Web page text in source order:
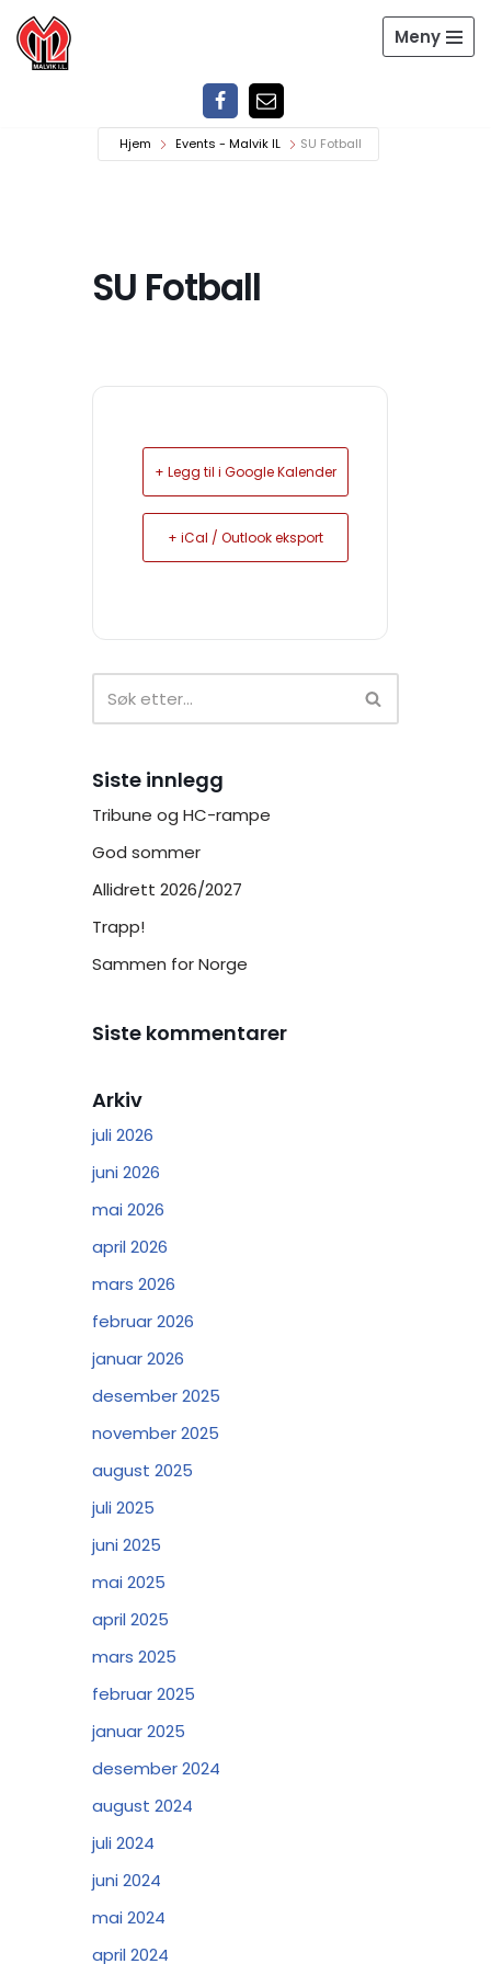
Hopp
Meny
Hjem Events - Malvik IL SU Fotball
SU Fotball
+ Legg til i Google Kalender
+ iCal / Outlook eksport
Siste innlegg
Tribune og HC-rampe
God sommer
Allidrett 2026/2027
Trapp!
Sammen for Norge
Siste kommentarer
Arkiv
juli 2026
juni 2026
mai 2026
april 2026
mars 2026
februar 2026
januar 2026
desember 2025
november 2025
august 2025
juli 2025
juni 2025
mai 2025
april 2025
mars 2025
februar 2025
januar 2025
desember 2024
august 2024
juli 2024
juni 2024
mai 2024
april 2024